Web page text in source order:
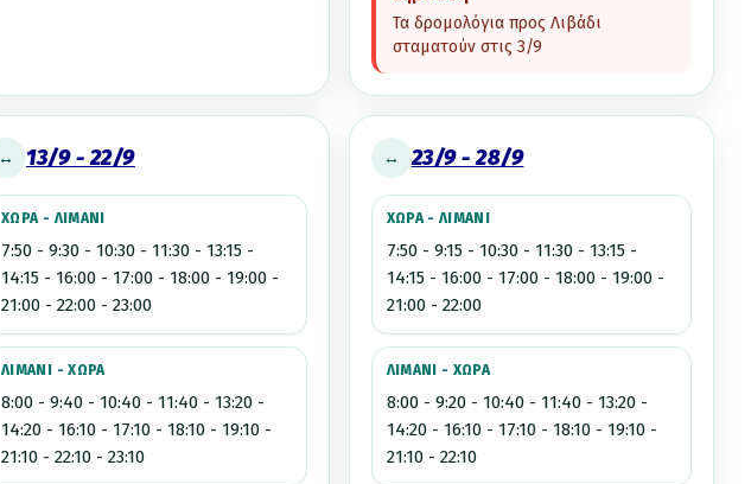
Τα δρομολόγια προς Λιβάδι
σταματούν στις 3/9
↔ 13/9 - 22/9
ΧΩΡΑ - ΛΙΜΑΝΙ
7:50 - 9:30 - 10:30 - 11:30 - 13:15 -
14:15 - 16:00 - 17:00 - 18:00 - 19:00 -
21:00 - 22:00 - 23:00
ΛΙΜΑΝΙ - ΧΩΡΑ
8:00 - 9:40 - 10:40 - 11:40 - 13:20 -
14:20 - 16:10 - 17:10 - 18:10 - 19:10 -
21:10 - 22:10 - 23:10
↔ 23/9 - 28/9
ΧΩΡΑ - ΛΙΜΑΝΙ
7:50 - 9:15 - 10:30 - 11:30 - 13:15 -
14:15 - 16:00 - 17:00 - 18:00 - 19:00 -
21:00 - 22:00
ΛΙΜΑΝΙ - ΧΩΡΑ
8:00 - 9:20 - 10:40 - 11:40 - 13:20 -
14:20 - 16:10 - 17:10 - 18:10 - 19:10 -
21:10 - 22:10